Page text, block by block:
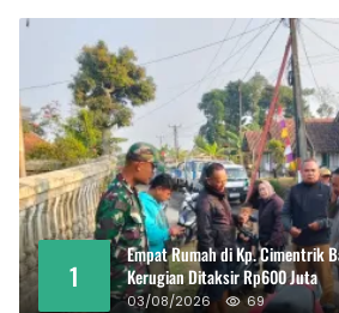
1
Empat Rumah di Kp. Cimentrik
Kerugian Ditaksir Rp600 Juta
03/08/2026 69